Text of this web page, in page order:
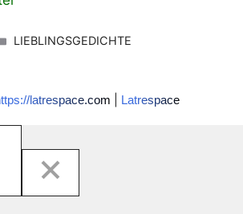
KATEGORIEN
LIEBLINGSGEDICHTE
latrespace.com Latrespace